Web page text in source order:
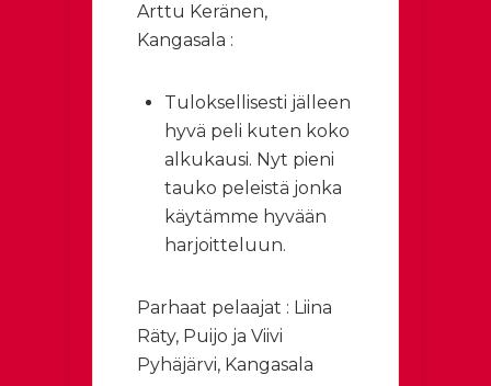
Arttu Keränen,
Kangasala :
Tuloksellisesti jälleen
hyvä peli kuten koko
alkukausi. Nyt pieni
tauko peleistä jonka
käytämme hyvään
harjoitteluun.
Parhaat pelaajat : Liina
Räty, Puijo ja Viivi
Pyhäjärvi, Kangasala